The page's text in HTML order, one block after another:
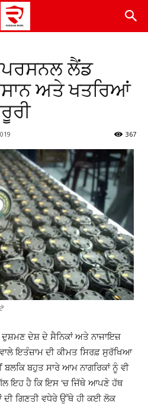
ਲੈਂਡ
ਅਤੇ ਖਤਰਿਆਂ
367
ਦੇਸ਼ ਦੇ ਸੈਨਿਕਾਂ ਅਤੇ ਨਾਜਾਇਜ਼
ਇਤੰਜ਼ਾਮ ਦੀ ਕੀਮਤ ਸਿਰਫ਼ ਸੁਰੱਖਿਆ
ਬਹੁਤ ਸਾਰੇ ਆਮ ਨਾਗਰਿਕਾਂ ਨੂੰ ਵੀ
ਇਹ ਹੈ ਕਿ ਇਸ ‘ਚ ਜਿੱਥੇ ਆਪਣੇ ਹੱਥ
ਦੀ ਗਿਣਤੀ ਵਧੇਰੇ ਉੱਥੇ ਹੀ ਕਈ ਲੋਕ